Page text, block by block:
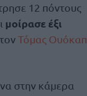
12 πόντους
μοίρασε έξι
Τόμας Ουόκαπ
στην κάμερα